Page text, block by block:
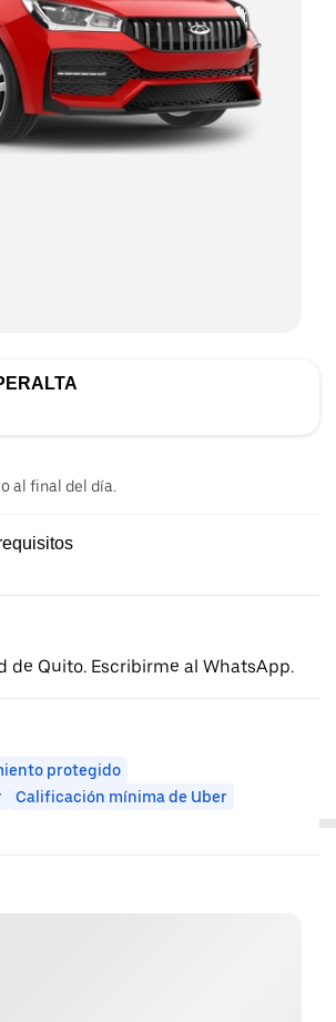
al final del día.
de Quito. Escribirme al WhatsApp.
protegido
Calificación mínima de Uber